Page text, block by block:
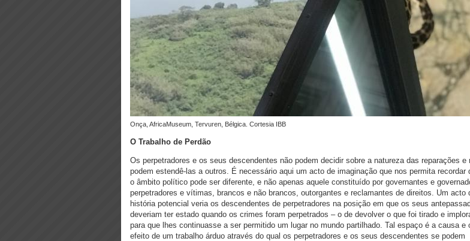
Onça, AfricaMuseum, Tervuren, Bélgica. Cortesia IBB
O Trabalho de Perdão
Os perpetradores e os seus descendentes não podem decidir sobre a natureza das reparações e
podem estendê-las a outros. É necessário aqui um acto de imaginação que nos permita recordar
o âmbito político pode ser diferente, e não apenas aquele constituído por governantes e
perpetradores e vítimas, brancos e não brancos, outorgantes e reclamantes de direitos. Um acto
história potencial veria os descendentes de perpetradores na posição em que os seus
deveriam ter estado quando os crimes foram perpetrados – o de devolver o que foi tirado e
para que lhes continuasse a ser permitido um lugar no mundo partilhado. Tal espaço é a causa e
efeito de um trabalho árduo através do qual os perpetradores e os seus descendentes se podem